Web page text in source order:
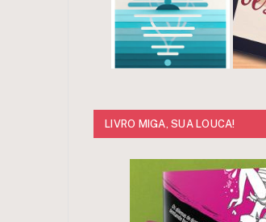
LIVRO MIGA, SUA LOUCA!